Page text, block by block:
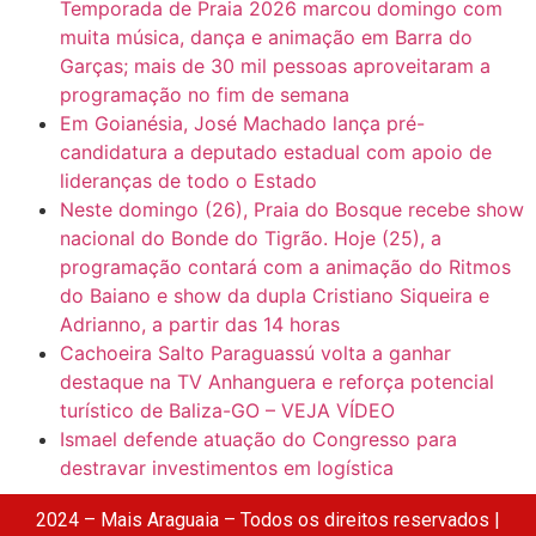
Temporada de Praia 2026 marcou domingo com
muita música, dança e animação em Barra do
Garças; mais de 30 mil pessoas aproveitaram a
programação no fim de semana
Em Goianésia, José Machado lança pré-
candidatura a deputado estadual com apoio de
lideranças de todo o Estado
Neste domingo (26), Praia do Bosque recebe show
nacional do Bonde do Tigrão. Hoje (25), a
programação contará com a animação do Ritmos
do Baiano e show da dupla Cristiano Siqueira e
Adrianno, a partir das 14 horas
Cachoeira Salto Paraguassú volta a ganhar
destaque na TV Anhanguera e reforça potencial
turístico de Baliza-GO – VEJA VÍDEO
Ismael defende atuação do Congresso para
destravar investimentos em logística
2024 – Mais Araguaia – Todos os direitos reservados |